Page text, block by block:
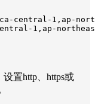
central-1,ap-
1,ap-
置http、https或